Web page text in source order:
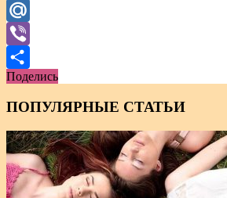
WhatsApp
Mail.Ru
Viber
Отправить
Поделись
ПОПУЛЯРНЫЕ СТАТЬИ